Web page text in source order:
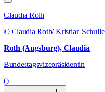
Claudia Roth
© Claudia Roth/ Kristian
Roth (Augsburg), Claudia
Bundestagsvizepräsidentin
()